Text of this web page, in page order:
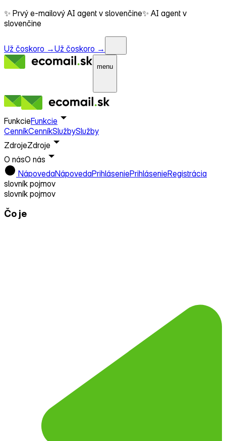
✨ Prvý e-mailový AI agent v slovenčine✨ AI agent v
slovenčine
Už čoskoro →Už čoskoro →
menu
FunkcieFunkcie
CenníkCenníkSlužbySlužby
ZdrojeZdroje
O násO nás
NápovedaNápovedaPrihláseniePrihlásenieRegistrácia
slovník pojmov
slovník pojmov
Čo je